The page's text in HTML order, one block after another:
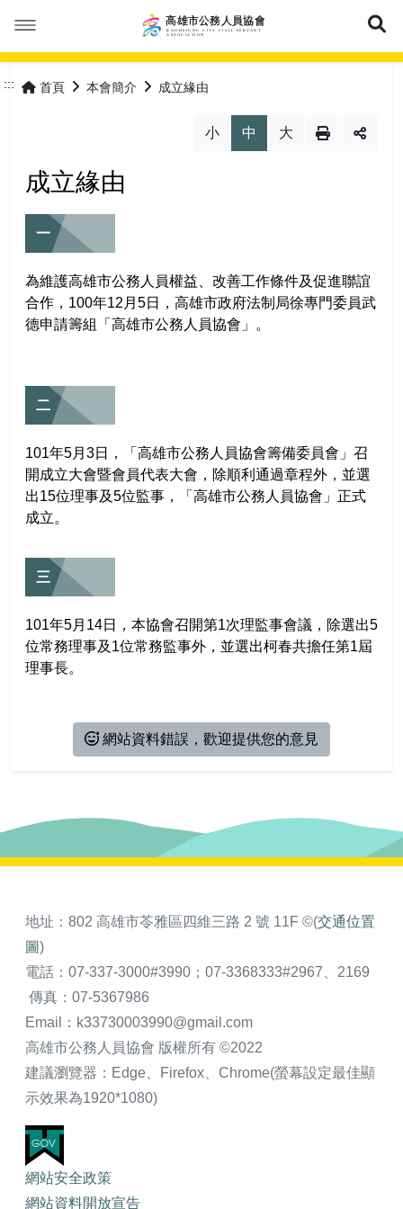
本會簡介
協會組織
理事長的話
會議紀錄
表單下載
優惠福利
優惠活動
相關連結
加入會員
活動報名
會員資料
會員登出
網站導覽
::: 首頁 本會簡介 成立緣由
小 中 大
成立緣由
一
為維護高雄市公務人員權益、改善工作條件及促進聯誼
合作，100年12月5日，高雄市政府法制局徐專門委員武
德申請籌組「高雄市公務人員協會」。
二
101年5月3日，「高雄市公務人員協會籌備委員會」召
開成立大會暨會員代表大會，除順利通過章程外，並選
出15位理事及5位監事，「高雄市公務人員協會」正式
成立。
三
101年5月14日，本協會召開第1次理監事會議，除選出5
位常務理事及1位常務監事外，並選出柯春共擔任第1屆
理事長。
網站資料錯誤，歡迎提供您的意見
地址：802 高雄市苓雅區四維三路 2 號 11F ©(交通位置
圖)
電話：07-337-3000#3990；07-3368333#2967、2169
傳真：07-5367986
Email：k33730003990@gmail.com
高雄市公務人員協會 版權所有 ©2022
建議瀏覽器：Edge、Firefox、Chrome(螢幕設定最佳顯
示效果為1920*1080)
網站安全政策
網站資料開放宣告